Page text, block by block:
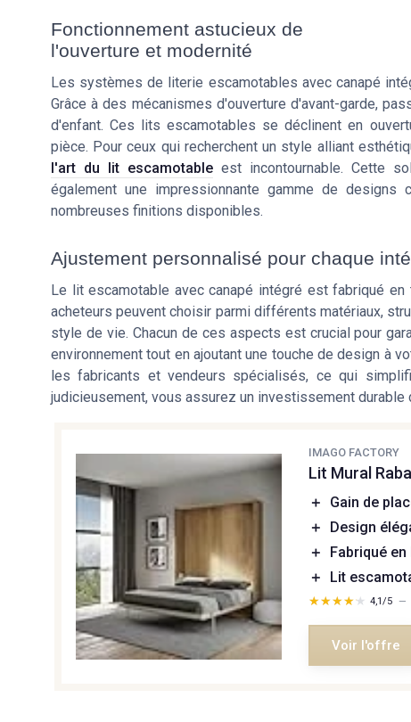
Fonctionnement astucieux de
l'ouverture et modernité
Les systèmes de literie escamotables avec canapé
Grâce à des mécanismes d'ouverture d'avant-garde,
d'enfant. Ces lits escamotables se déclinent en
pièce. Pour ceux qui recherchent un style alliant
l'art du lit escamotable est incontournable. Cette
également une impressionnante gamme de designs
nombreuses finitions disponibles.
Ajustement personnalisé pour chaque
Le lit escamotable avec canapé intégré est fabriqué
acheteurs peuvent choisir parmi différents matériaux,
style de vie. Chacun de ces aspects est crucial pour
environnement tout en ajoutant une touche de design à
les fabricants et vendeurs spécialisés, ce qui
judicieusement, vous assurez un investissement
IMAGO FACTORY
Lit Mural
＋
Gain de
＋
Design
＋
Fabriqué en
＋
Lit
★★★★★
★★★★★ 4,1/5 —
Voir l'offre